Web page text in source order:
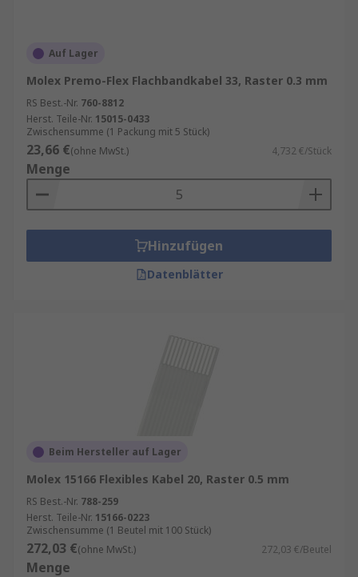
Auf Lager
Molex Premo-Flex Flachbandkabel 33, Raster 0.3 mm
RS Best.-Nr. 760-8812
Herst. Teile-Nr. 15015-0433
Zwischensumme (1 Packung mit 5 Stück)
23,66 €(ohne MwSt.) 4,732 €/Stück
Menge
Hinzufügen
Datenblätter
Beim Hersteller auf Lager
Molex 15166 Flexibles Kabel 20, Raster 0.5 mm
RS Best.-Nr. 788-259
Herst. Teile-Nr. 15166-0223
Zwischensumme (1 Beutel mit 100 Stück)
272,03 €(ohne MwSt.) 272,03 €/Beutel
Menge